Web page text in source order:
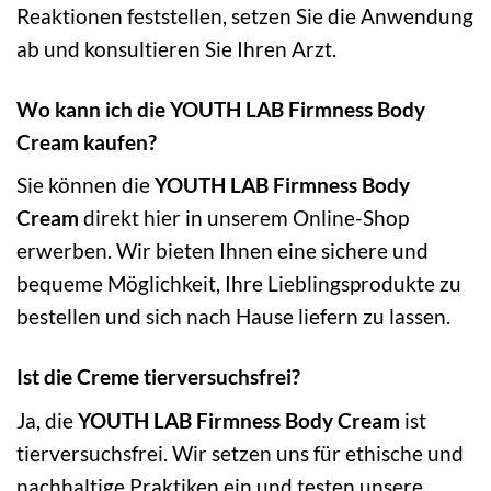
Reaktionen feststellen, setzen Sie die Anwendung
ab und konsultieren Sie Ihren Arzt.
Wo kann ich die YOUTH LAB Firmness Body
Cream kaufen?
Sie können dieYOUTH LAB Firmness Body
Cream direkt hier in unserem Online-Shop
erwerben. Wir bieten Ihnen eine sichere und
bequeme Möglichkeit, Ihre Lieblingsprodukte zu
bestellen und sich nach Hause liefern zu lassen.
Ist die Creme tierversuchsfrei?
Ja, dieYOUTH LAB Firmness Body Cream ist
tierversuchsfrei. Wir setzen uns für ethische und
nachhaltige Praktiken ein und testen unsere